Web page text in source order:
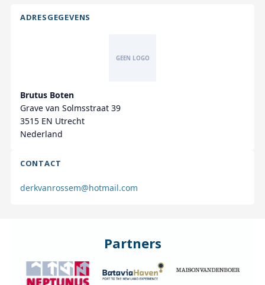
ADRESGEGEVENS
Brutus Boten
Grave van Solmsstraat 39
3515 EN Utrecht
Nederland
CONTACT
derkvanrossem@hotmail.com
Partners